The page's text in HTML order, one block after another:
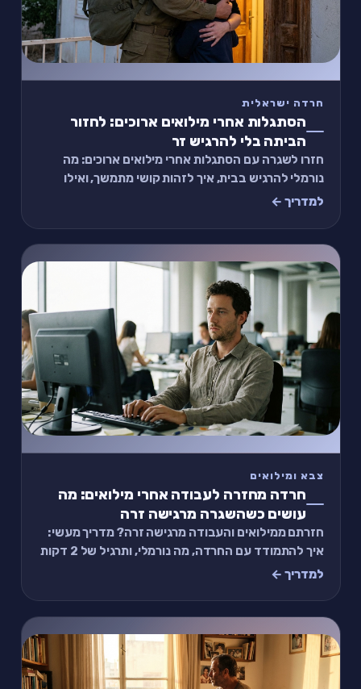
חרדה ישראלית
הסתגלות אחרי מילואים ארוכים: לחזור
הביתה בלי להרגיש זר
חזרו לשגרה עם הסתגלות אחרי מילואים ארוכים: מה
נורמלי להרגיש בבית, איך לזהות קושי מתמשך, ואילו
צעדים יעזרו לכם להתייצב מחדש מול המשפחה והשגרה
למדריך ←
צבא ומילואים
חרדה מחזרה לעבודה אחרי מילואים: מה
עושים כשהשגרה מרגישה זרה
חזרתם ממילואים והעבודה מרגישה זרה? מדריך מעשי:
איך להתמודד עם החרדה, מה נורמלי, ותרגיל של 2 דקות
שעוזר לחזור לשגרה.
למדריך ←